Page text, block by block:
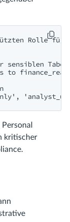
Rolle für
sensiblen
to
kritischer